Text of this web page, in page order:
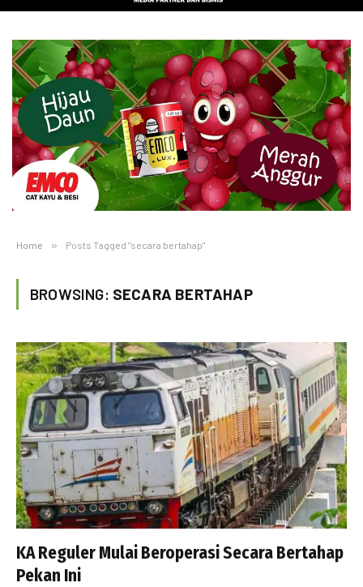
Home » Posts Tagged "secara bertahap"
BROWSING: SECARA BERTAHAP
KA Reguler Mulai Beroperasi Secara Bertahap
Pekan Ini